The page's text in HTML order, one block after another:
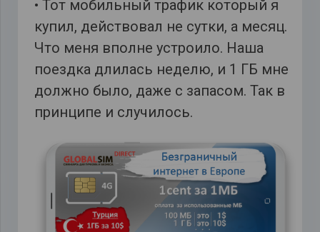
• Тот мобильный трафик который я
купил, действовал не сутки, а месяц.
Что меня вполне устроило. Наша
поездка длилась неделю, и 1 ГБ мне
должно было, даже с запасом. Так в
принципе и случилось.